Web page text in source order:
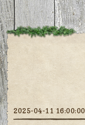
2025-04-11 16:00:00